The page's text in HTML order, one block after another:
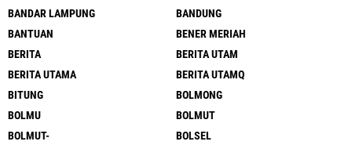
BANDAR LAMPUNG
BANDUNG
BANTUAN
BENER MERIAH
BERITA
BERITA UTAM
BERITA UTAMA
BERITA UTAMQ
BITUNG
BOLMONG
BOLMU
BOLMUT
BOLMUT-
BOLSEL